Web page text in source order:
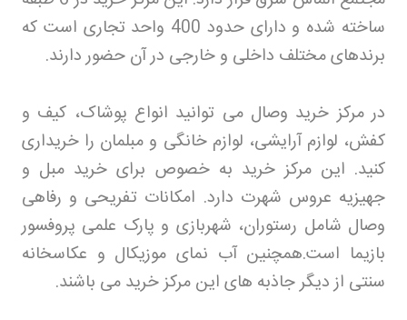
ساخته شده و دارای حدود 400 واحد تجاری است که
برندهای مختلف داخلی و خارجی در آن حضور دارند.
در مرکز خرید وصال می توانید انواع پوشاک، کیف و
کفش، لوازم آرایشی، لوازم خانگی و مبلمان را خریداری
کنید. این مرکز خرید به خصوص برای خرید مبل و
جهیزیه عروس شهرت دارد. امکانات تفریحی و رفاهی
وصال شامل رستوران، شهربازی و پارک علمی پروفسور
بازیما است.همچنین آب نمای موزیکال و عکاسخانه
سنتی از دیگر جاذبه های این مرکز خرید می باشند.